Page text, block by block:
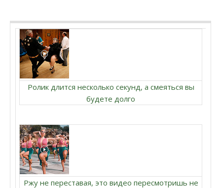
Ролик длится несколько секунд, а смеяться вы
будете долго
Ржу не переставая, это видео пересмотришь не